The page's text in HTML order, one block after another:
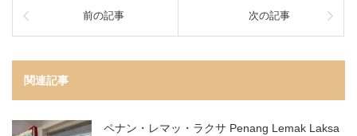
前の記事 次の記事
関連記事
ペナン・レマッ・ラクサ Penang Lemak Laksa